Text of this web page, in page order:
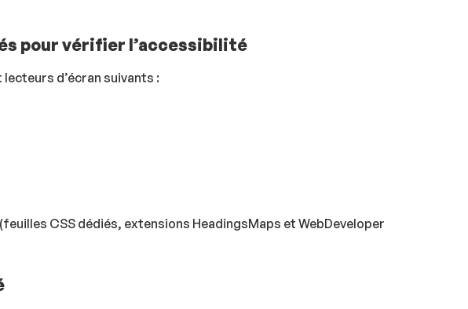
pour vérifier l’accessibilité
d’écran suivants :
CSS dédiés, extensions HeadingsMaps et WebDeveloper